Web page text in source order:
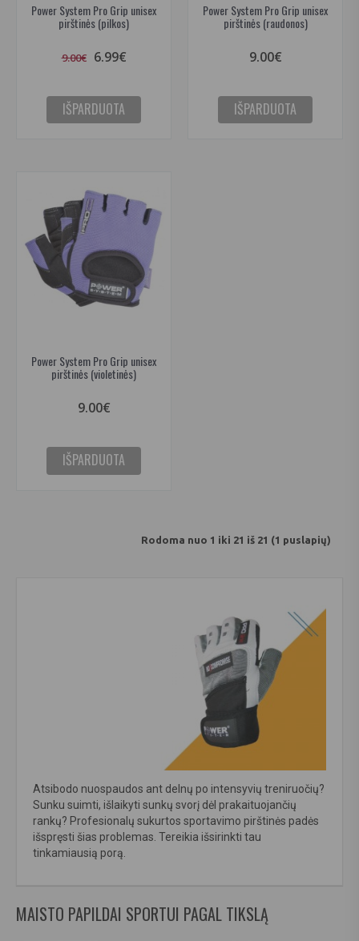
Power System Pro Grip unisex
pirštinės (pilkos)
9.00€ 6.99€
IŠPARDUOTA
Power System Pro Grip unisex
pirštinės (raudonos)
9.00€
IŠPARDUOTA
Power System Pro Grip unisex
pirštinės (violetinės)
9.00€
IŠPARDUOTA
Rodoma nuo 1 iki 21 iš 21 (1 puslapių)
Atsibodo nuospaudos ant delnų po intensyvių treniruočių?
Sunku suimti, išlaikyti sunkų svorį dėl prakaituojančių
rankų? Profesionalų sukurtos sportavimo pirštinės padės
išspręsti šias problemas. Tereikia išsirinkti tau
tinkamiausią porą.
MAISTO PAPILDAI SPORTUI PAGAL TIKSLĄ